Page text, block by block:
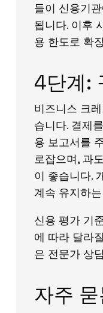
들이 신용기
됩니다. 이후
용 한도로 확
4단계:
비즈니스 크
습니다. 결제
용 보고서를
로잡으며, 과
이 좋습니다.
계속 유지하
신용 평가 기
에 따라 달라
은 전문가 상
자주